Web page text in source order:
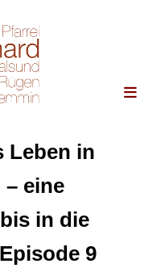
Leben in
eine
in die
9